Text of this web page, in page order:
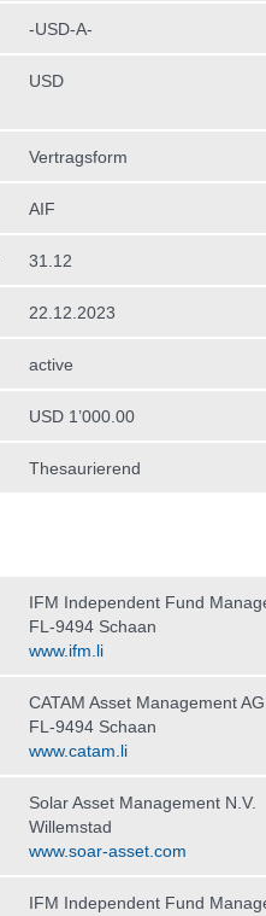
-USD-A-
USD
Vertragsform
AIF
31.12
22.12.2023
active
USD 1’000.00
Thesaurierend
IFM Independent Fund
FL-9494 Schaan
www.ifm.li
CATAM Asset Management AG
FL-9494 Schaan
www.catam.li
Solar Asset Management N.V.
Willemstad
www.soar-asset.com
IFM Independent Fund